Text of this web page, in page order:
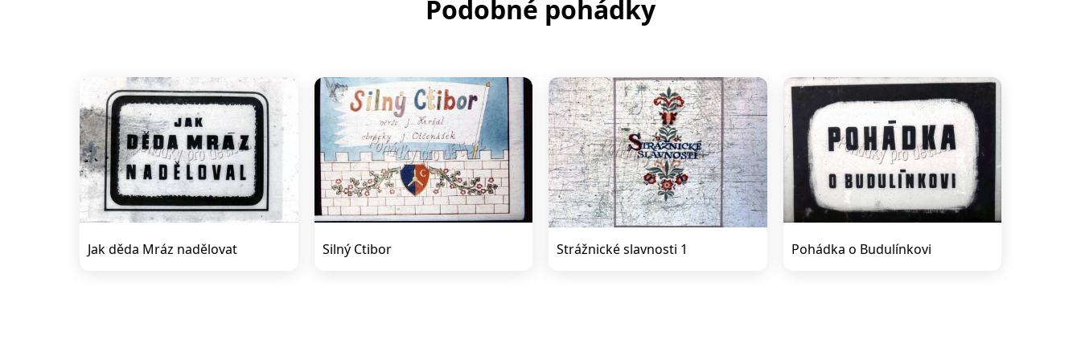
Podobné pohádky
Jak děda Mráz nadělovat Silný Ctibor Strážnické slavnosti 1 Pohádka o Budulínkovi